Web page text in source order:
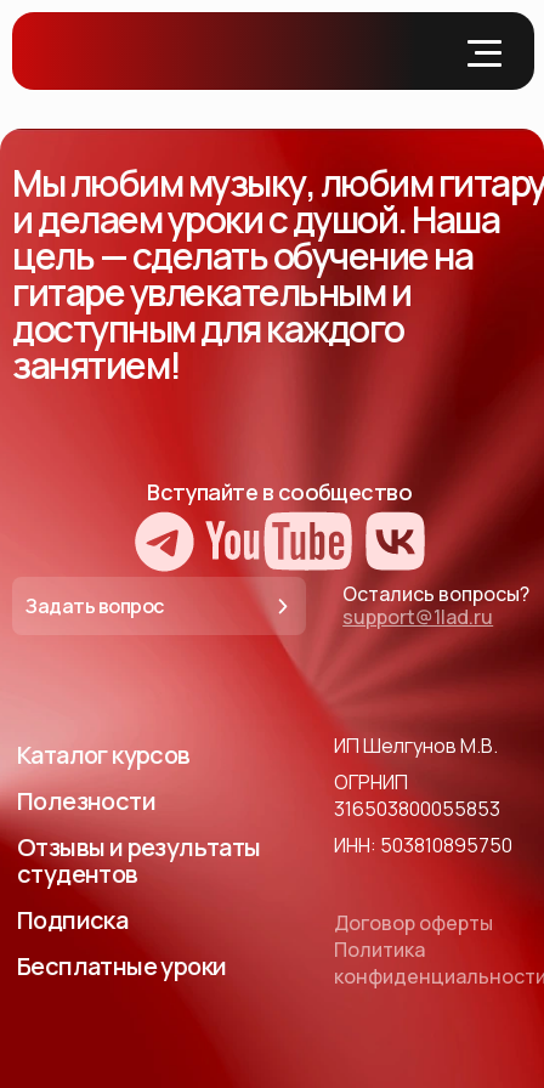
Мы любим музыку, любим
и делаем уроки с душой. Наша
цель — сделать обучение на
гитаре увлекательным и
доступным для каждого
занятием!
Вступайте в сообщество
Остались вопросы?
support@1lad.ru
Задать вопрос
Каталог курсов
Полезности
Отзывы и результаты
студентов
Подписка
Бесплатные уроки
ИП Шелгунов М.В.
ОГРНИП
316503800055853
ИНН: 503810895750
Договор оферты
Политика